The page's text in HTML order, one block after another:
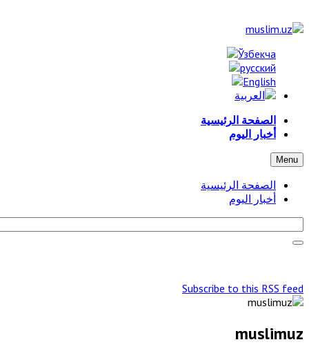
الصفحة الرئيسية
أخبار اليوم
Menu
الصفحة الرئيسية
أخبار اليوم
Subscribe to this RSS feed
muslimuz